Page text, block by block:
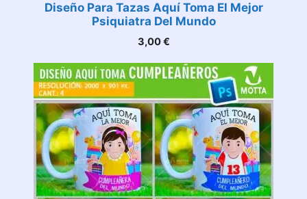
Diseño Para Tazas Aquí Toma El Mejor
Psiquiatra Del Mundo
3,00€